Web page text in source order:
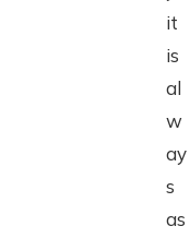
it
is
al
w
ay
s
as